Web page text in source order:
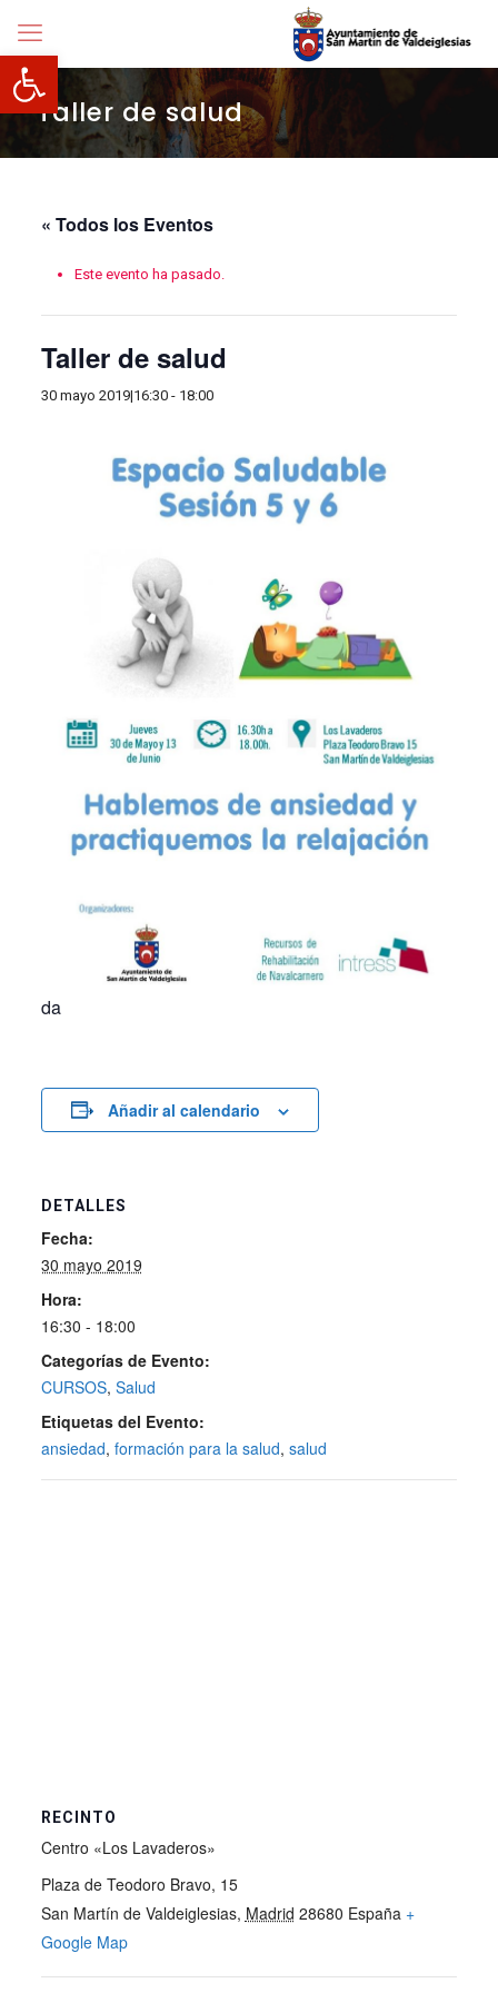
Abrir barra de herramientas
Taller de salud
« Todos los Eventos
Este evento ha pasado.
Taller de salud
30 mayo 2019|16:30- 18:00
da
Añadir al calendario
DETALLES
Fecha:
30 mayo 2019
Hora:
16:30 - 18:00
Categorías de Evento:
CURSOS, Salud
Etiquetas del Evento:
ansiedad, formación para la salud, salud
RECINTO
Centro «Los Lavaderos»
Plaza de Teodoro Bravo, 15
San Martín de Valdeiglesias, Madrid 28680 España +
Google Map